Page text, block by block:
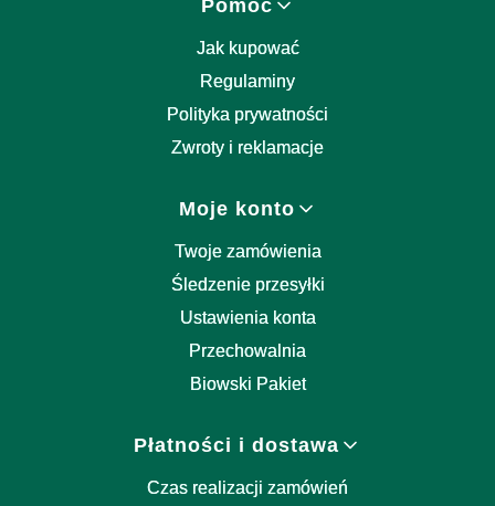
Pomoc
Jak kupować
Regulaminy
Polityka prywatności
Zwroty i reklamacje
Moje konto
Twoje zamówienia
Śledzenie przesyłki
Ustawienia konta
Przechowalnia
Biowski Pakiet
Płatności i dostawa
Czas realizacji zamówień